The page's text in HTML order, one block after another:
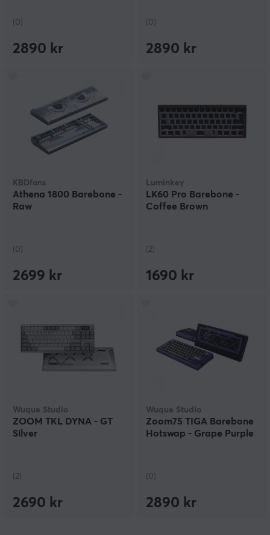
(0)
2890 kr
(0)
2890 kr
KBDfans
Athena 1800 Barebone -
Raw
(0)
2699 kr
Luminkey
LK60 Pro Barebone -
Coffee Brown
(2)
1690 kr
Wuque Studio
ZOOM TKL DYNA - GT
Silver
(2)
2690 kr
Wuque Studio
Zoom75 TIGA Barebone
Hotswap - Grape Purple
(0)
2890 kr